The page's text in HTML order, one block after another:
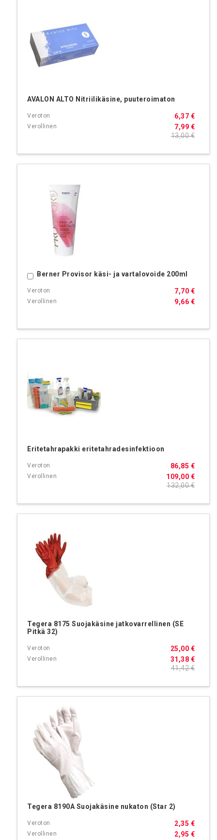
AVALON ALTO Nitriilikäsine, puuteroimaton
7,99 €
6,37 €
13,00 €
Berner Provisor käsi- ja vartalovoide 200ml
9,66 €
7,70 €
Ostoskoriin
Eritetahrapakki eritetahradesinfektioon
109,00 €
86,85 €
132,00 €
Tegera 8175 Suojakäsine jatkovarrellinen (SE
Pitkä 32)
31,38 €
25,00 €
41,42 €
Tegera 8190A Suojakäsine nukaton (Star 2)
2,95 €
2,35 €